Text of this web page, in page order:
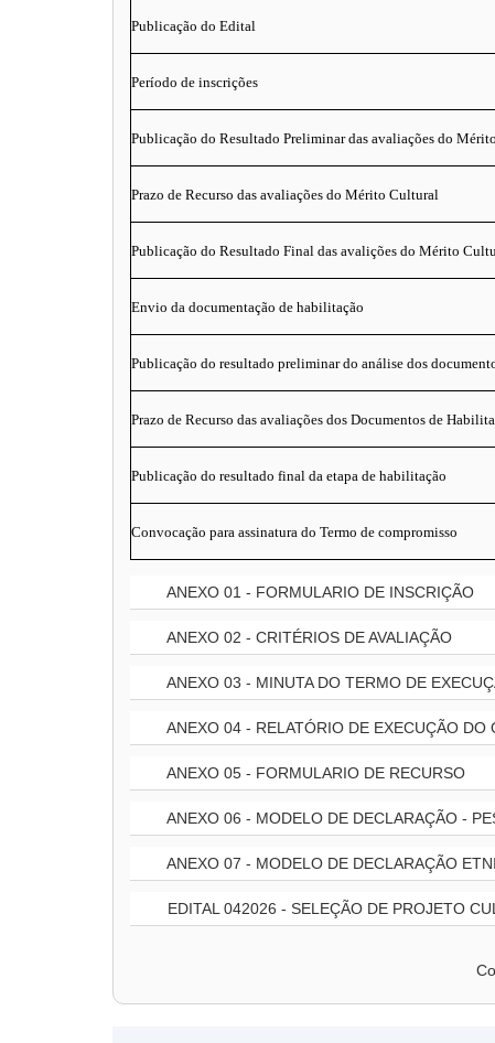
Publicação do Edital
Período de inscrições
Publicação do Resultado Preliminar das avaliações do
Prazo de Recurso das avaliações do Mérito Cultural
Publicação do Resultado Final das avalições do Mérito
Envio da documentação de habilitação
Publicação do resultado preliminar do análise dos
Prazo de Recurso das avaliações dos Documentos de
Publicação do resultado final da etapa de habilitação
Convocação para assinatura do Termo de compromisso
ANEXO 01 - FORMULARIO DE INSCRIÇÃO
ANEXO 02 - CRITÉRIOS DE AVALIAÇÃO
ANEXO 03 - MINUTA DO TERMO DE
ANEXO 04 - RELATÓRIO DE EXECUÇÃO DO
ANEXO 05 - FORMULARIO DE RECURSO
ANEXO 06 - MODELO DE DECLARAÇÃO -
ANEXO 07 - MODELO DE DECLARAÇÃO
EDITAL 042026 - SELEÇÃO DE PROJETO